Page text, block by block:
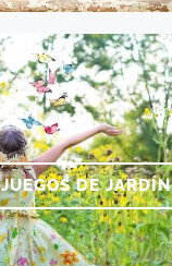
JUEGOS DE JARDÍN